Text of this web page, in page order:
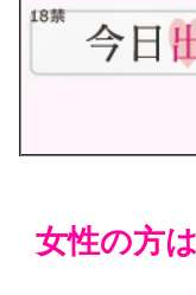
女性の方